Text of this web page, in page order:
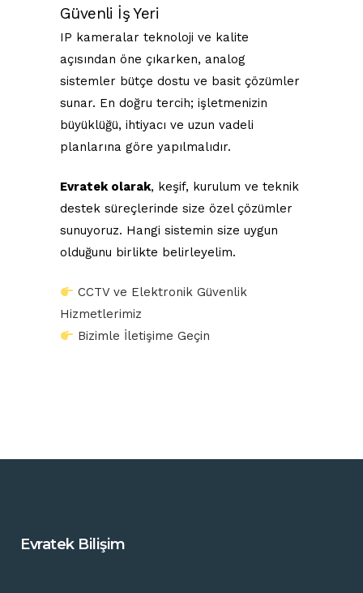
Güvenli İş Yeri
IP kameralar teknoloji ve kalite
açısından öne çıkarken, analog
sistemler bütçe dostu ve basit çözümler
sunar. En doğru tercih; işletmenizin
büyüklüğü, ihtiyacı ve uzun vadeli
planlarına göre yapılmalıdır.
Evratek olarak, keşif, kurulum ve teknik
destek süreçlerinde size özel çözümler
sunuyoruz. Hangi sistemin size uygun
olduğunu birlikte belirleyelim.
CCTV ve Elektronik Güvenlik
Hizmetlerimiz
Bizimle İletişime Geçin
Evratek Bilişim